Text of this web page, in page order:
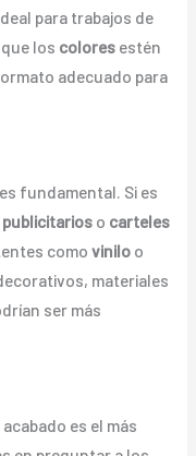
para trabajos de
los coloresestén
adecuado para
fundamental. Si es
o carteles
como viniloo
materiales
ser más
es el más